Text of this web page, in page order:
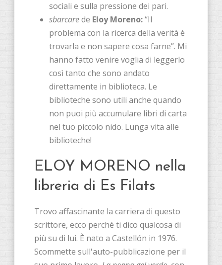
sociali e sulla pressione dei pari.
sbarcarede Eloy Moreno:“Il
problema con la ricerca della verità è
trovarla e non sapere cosa farne”. Mi
hanno fatto venire voglia di leggerlo
così tanto che sono andato
direttamente in biblioteca. Le
biblioteche sono utili anche quando
non puoi più accumulare libri di carta
nel tuo piccolo nido. Lunga vita alle
biblioteche!
ELOY MORENO nella
libreria di Es Filats
Trovo affascinante la carriera di questo
scrittore, ecco perché ti dico qualcosa di
più su di lui. È nato a Castellón in 1976.
Scommette sull'auto-pubblicazione per il